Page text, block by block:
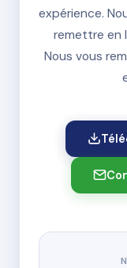
expérience.
remettre en
Nous vous